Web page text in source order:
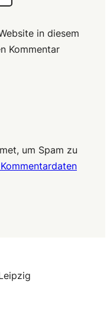
in diesem
Kommentar
um Spam zu